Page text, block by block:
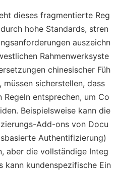
dieses fragmentierte Reg
hohe Standards, stren
auszeichn
Rahmenwerksyste
chinesischer Füh
sicherstellen, dass
entsprechen, um Co
Beispielsweise kann die
Add-ons von Docu
Authentifizierung)
aber die vollständige Integ
kann kundenspezifische Ein